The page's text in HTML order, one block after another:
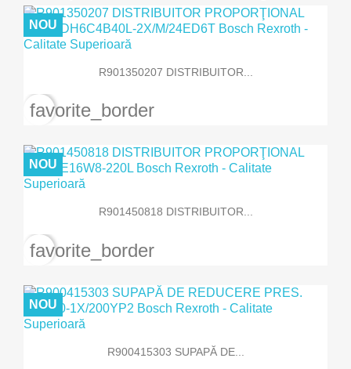
R901350207 DISTRIBUITOR...
NOU
favorite_border
R901450818 DISTRIBUITOR...
NOU
favorite_border
R900415303 SUPAPĂ DE...
NOU